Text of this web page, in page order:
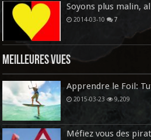
Soyons plus malin,
2014-03-10 7
Meilleures vues
Apprendre le Foil:
2015-03-23 9,209
Méfiez vous des